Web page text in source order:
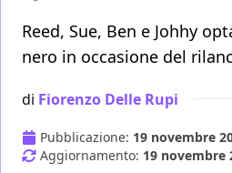
Reed, Sue, Ben e Johhy
nero in occasione del
di Fiorenzo Delle Rupi
Pubblicazione: 19 novembre
Aggiornamento: 19 novembre